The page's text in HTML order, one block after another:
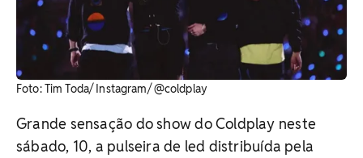
Foto: Tim Toda/ Instagram/ @coldplay
Grande sensação do show do Coldplay neste
sábado, 10, a pulseira de led distribuída pela